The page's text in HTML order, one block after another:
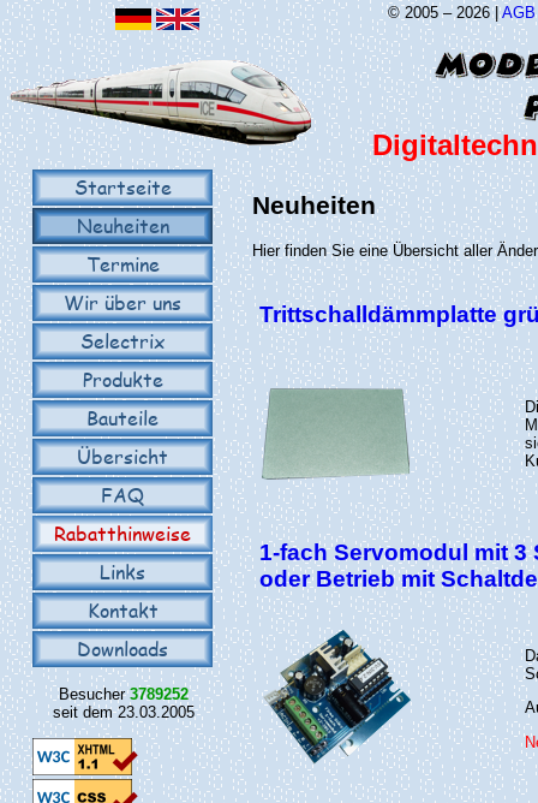
© 2005 – 2026 |AGB
Startseite
Neuheiten
Termine
Wir über uns
Selectrix
Produkte
Bauteile
Übersicht
FAQ
Rabatthinweise
Links
Kontakt
Downloads
Besucher3789252
seit dem 23.03.2005
Neuheiten
Hier finden Sie eine Übersicht aller
Trittschalldämmplatte
1-fach Servomodul mit
oder Betrieb mit